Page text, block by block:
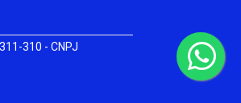
310 - CNPJ